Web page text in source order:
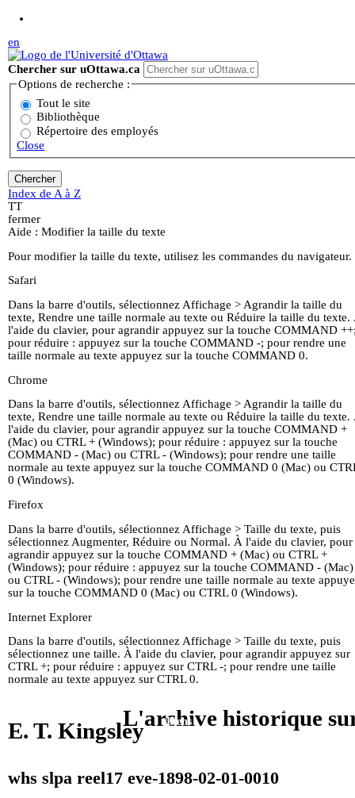
en
Chercher sur uOttawa.ca
Options de recherche :
Tout le site
Bibliothèque
Répertoire des employés
Close
Index de A à Z
TT
fermer
Aide : Modifier la taille du texte
Pour modifier la taille du texte, utilisez les commandes du navigateur.
Safari
Dans la barre d'outils, sélectionnez Affichage > Agrandir la taille du
texte, Rendre une taille normale au texte ou Réduire la taille du texte.
l'aide du clavier, pour agrandir appuyez sur la touche COMMAND
pour réduire : appuyez sur la touche COMMAND -; pour rendre une
taille normale au texte appuyez sur la touche COMMAND 0.
Chrome
Dans la barre d'outils, sélectionnez Affichage > Agrandir la taille du
texte, Rendre une taille normale au texte ou Réduire la taille du texte.
l'aide du clavier, pour agrandir appuyez sur la touche COMMAND +
(Mac) ou CTRL + (Windows); pour réduire : appuyez sur la touche
COMMAND - (Mac) ou CTRL - (Windows); pour rendre une taille
normale au texte appuyez sur la touche COMMAND 0 (Mac) ou
0 (Windows).
Firefox
Dans la barre d'outils, sélectionnez Affichage > Taille du texte, puis
sélectionnez Augmenter, Réduire ou Normal. À l'aide du clavier, pour
agrandir appuyez sur la touche COMMAND + (Mac) ou CTRL +
(Windows); pour réduire : appuyez sur la touche COMMAND - (Mac)
ou CTRL - (Windows); pour rendre une taille normale au texte
sur la touche COMMAND 0 (Mac) ou CTRL 0 (Windows).
Internet Explorer
Dans la barre d'outils, sélectionnez Affichage > Taille du texte, puis
sélectionnez une taille. À l'aide du clavier, pour agrandir appuyez sur
CTRL +; pour réduire : appuyez sur CTRL -; pour rendre une taille
normale au texte appuyez sur CTRL 0.
Kingsley
Liens
L'archive historique
E. T. Kingsley
whs slpa reel17 eve-1898-02-01-0010